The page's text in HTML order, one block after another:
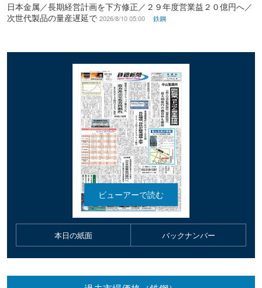
日本金属／長期経営計画を下方修正／２９年度営業益２０億円へ／
次世代製品の量産遅延で 2026/8/10 05:00 鉄鋼
本日の紙面 バックナンバー